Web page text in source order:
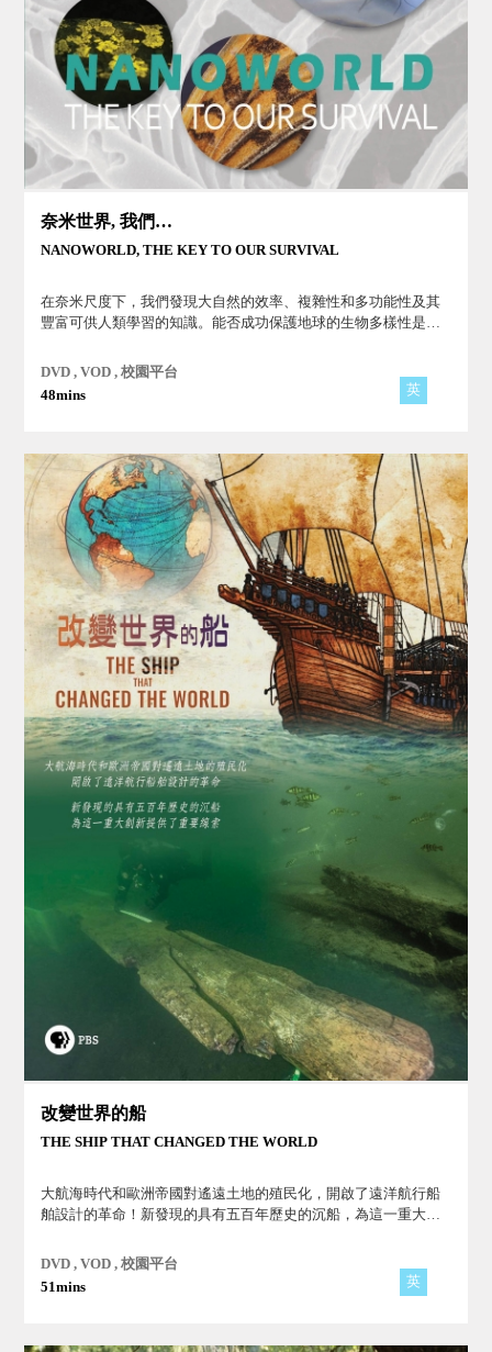
奈米世界, 我們生存的關鍵
NANOWORLD, THE KEY TO OUR SURVIVAL
在奈米尺度下，我們發現大自然的效率、複雜性和多功能性及其
豐富可供人類學習的知識。能否成功保護地球的生物多樣性是當
命！
DVD , VOD , 校園平台
48mins
英
改變世界的船
THE SHIP THAT CHANGED THE WORLD
大航海時代和歐洲帝國對遙遠土地的殖民化，開啟了遠洋航行船
舶設計的革命！新發現的具有五百年歷史的沉船，為這一重大創
DVD , VOD , 校園平台
51mins
英